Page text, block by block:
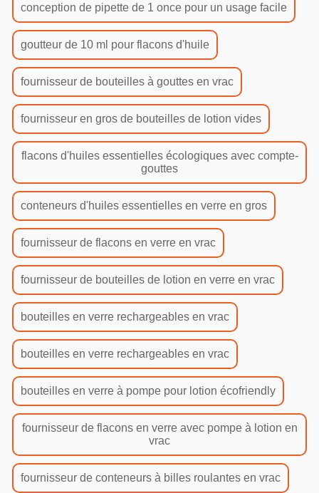
conception de pipette de 1 once pour un usage facile
goutteur de 10 ml pour flacons d'huile
fournisseur de bouteilles à gouttes en vrac
fournisseur en gros de bouteilles de lotion vides
flacons d'huiles essentielles écologiques avec compte-
gouttes
conteneurs d'huiles essentielles en verre en gros
fournisseur de flacons en verre en vrac
fournisseur de bouteilles de lotion en verre en vrac
bouteilles en verre rechargeables en vrac
bouteilles en verre rechargeables en vrac
bouteilles en verre à pompe pour lotion écofriendly
fournisseur de flacons en verre avec pompe à lotion en
vrac
fournisseur de conteneurs à billes roulantes en vrac